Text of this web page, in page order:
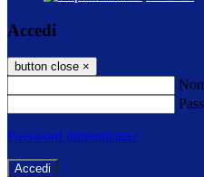
Accedi
button close ×
Password dimenticata?